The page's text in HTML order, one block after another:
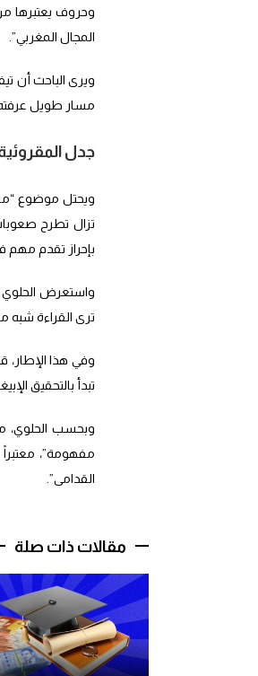
وحروف يعتبرها
المجال المغربي”.
ويرى الباحث أن
مسار طويل عرفته
جدل
ويحتل موضوع
تزال تطرح
بإحراز تقدم
واستعرض الحلوي
ترى القراءة شبه
وفي هذا
تبدأ بالتحقيق
وبحسب الحلوي،
مفهومة”،
القدامى”.
مقالات ذات صلة